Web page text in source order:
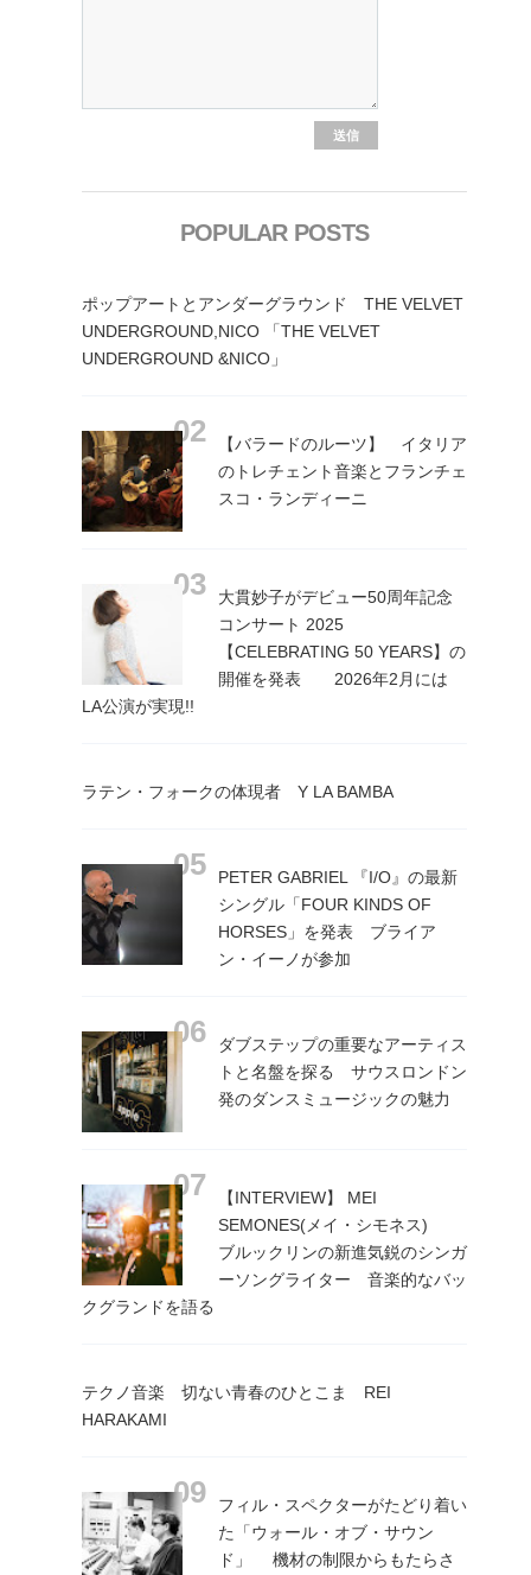
POPULAR POSTS
ポップアートとアンダーグラウンド THE VELVET
UNDERGROUND,NICO 「THE VELVET
UNDERGROUND &NICO」
【バラードのルーツ】 イタリア
のトレチェント音楽とフランチェ
スコ・ランディーニ
大貫妙子がデビュー50周年記念
コンサート 2025
【CELEBRATING 50 YEARS】の
開催を発表 2026年2月には
LA公演が実現!!
ラテン・フォークの体現者 Y LA BAMBA
PETER GABRIEL 『I/O』の最新
シングル「FOUR KINDS OF
HORSES」を発表 ブライア
ン・イーノが参加
ダブステップの重要なアーティス
トと名盤を探る サウスロンドン
発のダンスミュージックの魅力
【INTERVIEW】 MEI
SEMONES(メイ・シモネス)
ブルックリンの新進気鋭のシンガ
ーソングライター 音楽的なバッ
クグランドを語る
テクノ音楽 切ない青春のひとこま REI
HARAKAMI
フィル・スペクターがたどり着い
た「ウォール・オブ・サウン
ド」 機材の制限からもたらさ